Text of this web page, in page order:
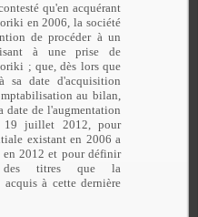
qu'en acquérant
en 2006, la société
de procéder à un
à une prise de
; que, dès lors que
sa date d'acquisition
au bilan,
de l'augmentation
19 juillet 2012, pour
existant en 2006 a
en 2012 et pour définir
des titres que la
à cette dernière